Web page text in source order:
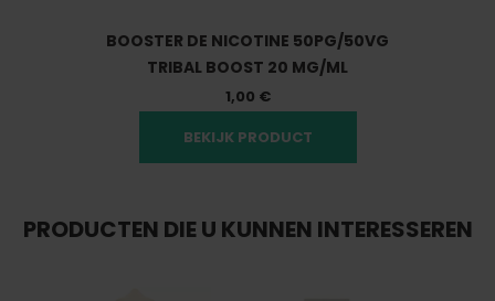
BOOSTER DE NICOTINE 50PG/50VG
TRIBAL BOOST 20 MG/ML
1,00 €
BEKIJK PRODUCT
PRODUCTEN DIE U KUNNEN INTERESSEREN